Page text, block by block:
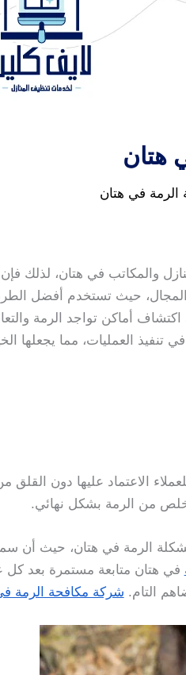
هتان
في هتان
والمكاتب في هتان، لذلك فإن
حيث تستخدم أفضل الطرق
أماكن تواجد الرمة
تنفيذ العمليات، مما يجعلها
الاعتماد عليها دون القلق
من الرمة بشكل نهائي.
الرمة في هتان، حيث أن
في هتان متابعة مستمرة بعد
التام. شركة مكافحة الرمة